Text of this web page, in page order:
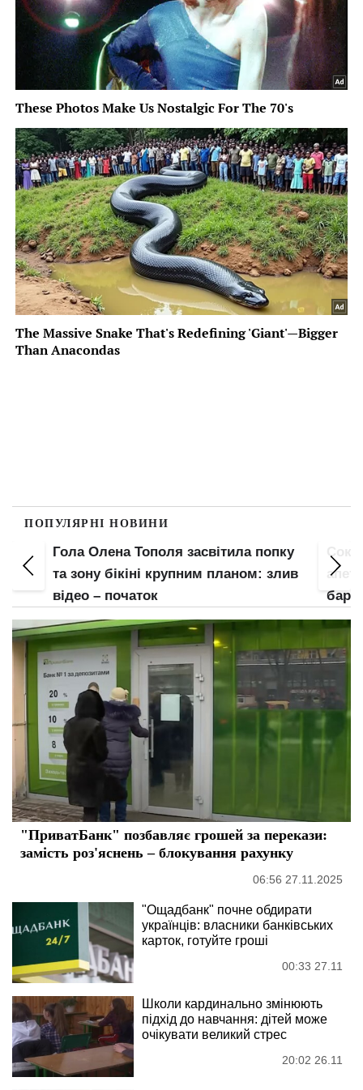
ПОПУЛЯРНІ НОВИНИ
Гола Олена Тополя засвітила попку
та зону бікіні крупним планом: злив
відео – початок
апетитні
барсетка
"ПриватБанк" позбавляє грошей за перекази:
замість роз'яснень – блокування рахунку
06:56 27.11.2025
"Ощадбанк" почне обдирати
українців: власники банківських
карток, готуйте гроші
00:33 27.11
Школи кардинально змінюють
підхід до навчання: дітей може
очікувати великий стрес
20:02 26.11